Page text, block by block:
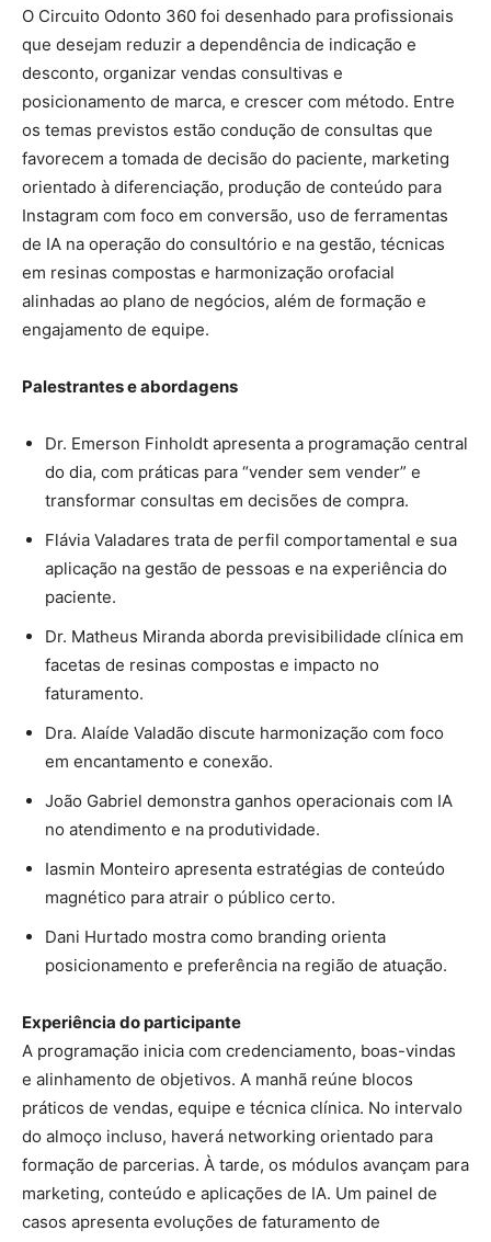
O Circuito Odonto 360 foi desenhado para profissionais
que desejam reduzir a dependência de indicação e
desconto, organizar vendas consultivas e
posicionamento de marca, e crescer com método. Entre
os temas previstos estão condução de consultas que
favorecem a tomada de decisão do paciente, marketing
orientado à diferenciação, produção de conteúdo para
Instagram com foco em conversão, uso de ferramentas
de IA na operação do consultório e na gestão, técnicas
em resinas compostas e harmonização orofacial
alinhadas ao plano de negócios, além de formação e
engajamento de equipe.
Palestrantes e abordagens
Dr. Emerson Finholdt apresenta a programação central
do dia, com práticas para “vender sem vender” e
transformar consultas em decisões de compra.
Flávia Valadares trata de perfil comportamental e sua
aplicação na gestão de pessoas e na experiência do
paciente.
Dr. Matheus Miranda aborda previsibilidade clínica em
facetas de resinas compostas e impacto no
faturamento.
Dra. Alaíde Valadão discute harmonização com foco
em encantamento e conexão.
João Gabriel demonstra ganhos operacionais com IA
no atendimento e na produtividade.
Iasmin Monteiro apresenta estratégias de conteúdo
magnético para atrair o público certo.
Dani Hurtado mostra como branding orienta
posicionamento e preferência na região de atuação.
Experiência do participante
A programação inicia com credenciamento, boas-vindas
e alinhamento de objetivos. A manhã reúne blocos
práticos de vendas, equipe e técnica clínica. No intervalo
do almoço incluso, haverá networking orientado para
formação de parcerias. À tarde, os módulos avançam para
marketing, conteúdo e aplicações de IA. Um painel de
casos apresenta evoluções de faturamento de